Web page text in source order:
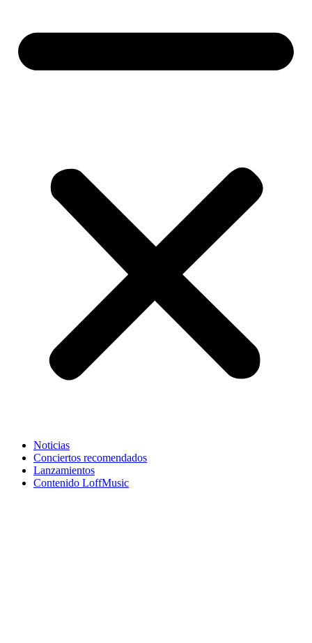
Noticias
Conciertos recomendados
Lanzamientos
Contenido LoffMusic